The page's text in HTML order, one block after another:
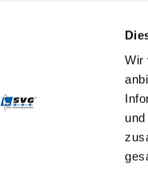
Wir
Folgen Sie